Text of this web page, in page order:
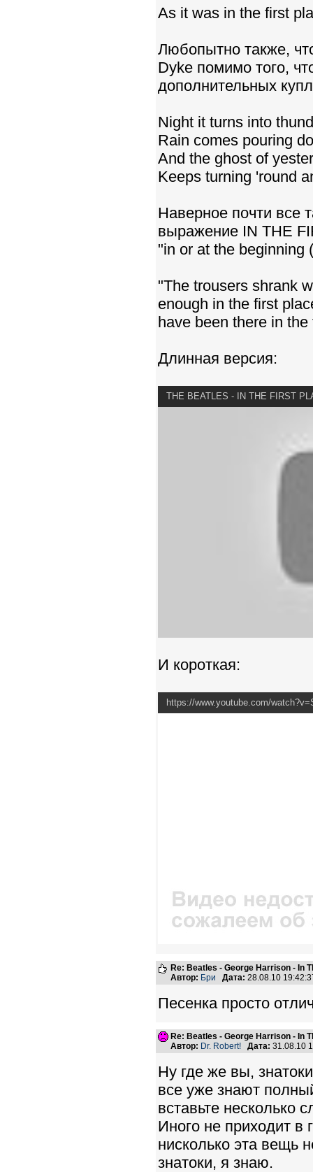
As it was in the first
Любопытно также,
Dyke помимо того,
дополнительных
Night it turns into
Rain comes pouring
And the ghost of
Keeps turning 'round
Наверное почти все
выражение IN THE
"in or at the beginning
"The trousers shrank
enough in the first
have been there in
Длинная версия:
THE BEATLES - IN THE FIRST
И короткая:
https://www.youtube.com/
Re: Beatles - George Harrison - In
Автор: Бри Дата: 28.08.10
Песенка просто
Re: Beatles - George Harrison - In
Автор: Dr. Robert! Дата: 31.08.10
Ну где же вы,
все уже знают
вставьте несколько
Иного не приходит в
нисколько эта вещь
знатоки, я знаю.